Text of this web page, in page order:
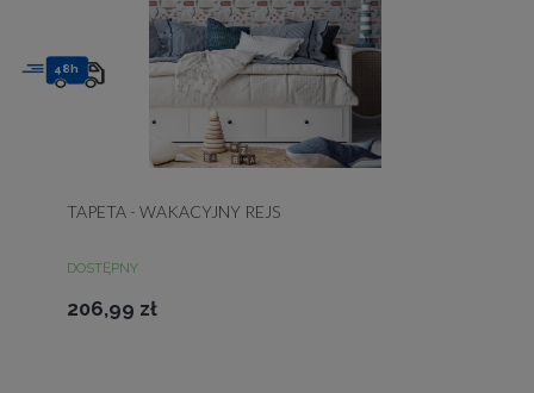
TAPETA - WAKACYJNY REJS
DOSTĘPNY
206,99 zł
48h